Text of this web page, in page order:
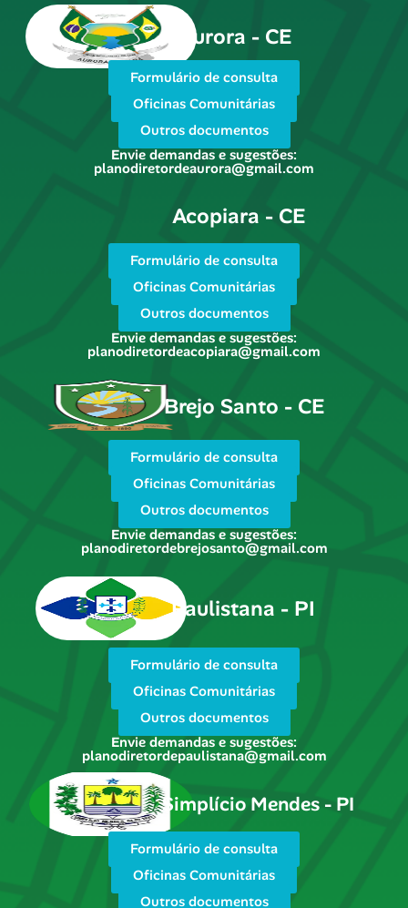
Aurora - CE
Formulário de consulta
Oficinas Comunitárias
Outros documentos
Envie demandas e sugestões:
planodiretordeaurora@gmail.com
Acopiara - CE
Formulário de consulta
Oficinas Comunitárias
Outros documentos
Envie demandas e sugestões:
planodiretordeacopiara@gmail.com
Brejo Santo - CE
Formulário de consulta
Oficinas Comunitárias
Outros documentos
Envie demandas e sugestões:
planodiretordebrejosanto@gmail.com
Paulistana - PI
Formulário de consulta
Oficinas Comunitárias
Outros documentos
Envie demandas e sugestões:
planodiretordepaulistana@gmail.com
Simplício Mendes - PI
Formulário de consulta
Oficinas Comunitárias
Outros documentos